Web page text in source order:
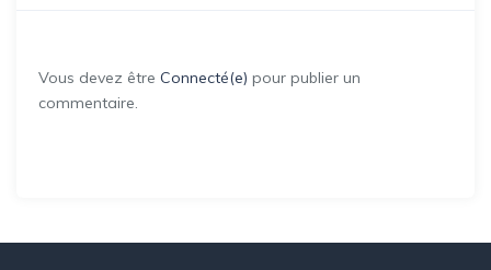
Vous devez être Connecté(e) pour publier un
commentaire.